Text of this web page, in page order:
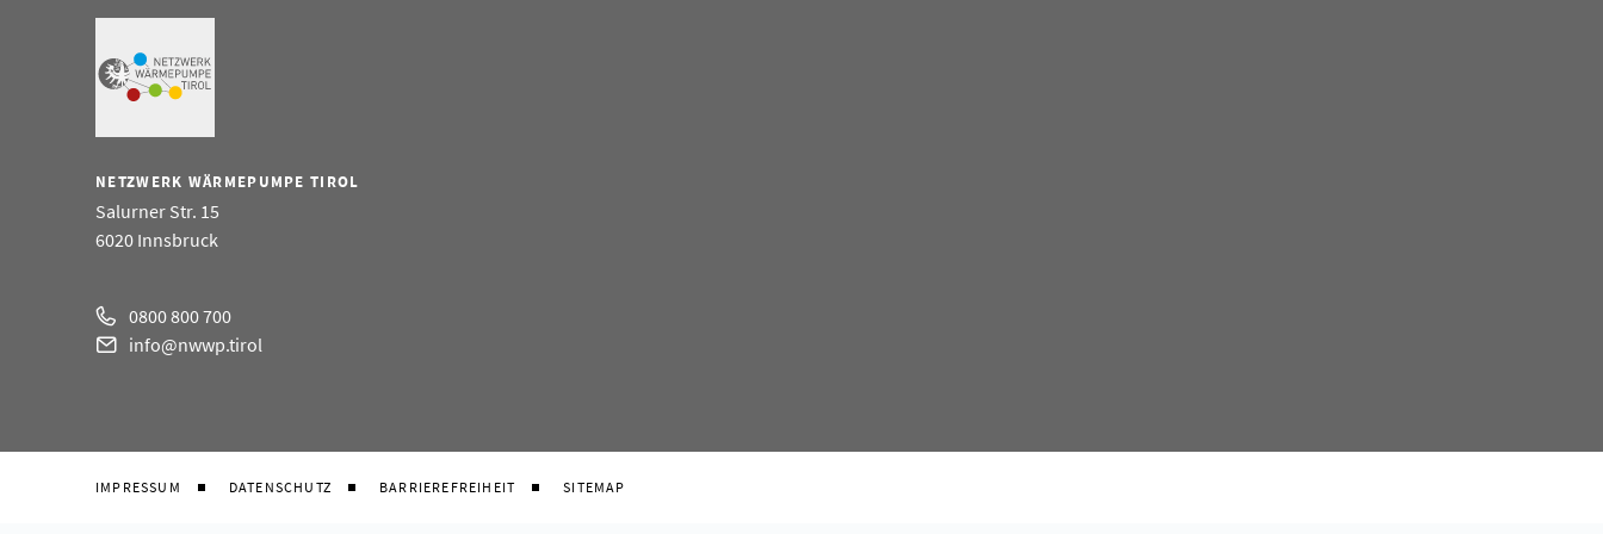
NETZWERK WÄRMEPUMPE TIROL
Salurner Str. 15
6020 Innsbruck
0800 800 700
info@nwwp.tirol
IMPRESSUM DATENSCHUTZ BARRIEREFREIHEIT SITEMAP